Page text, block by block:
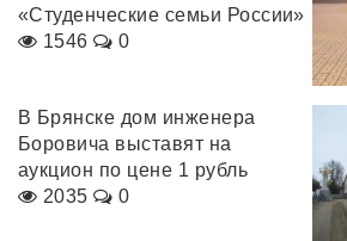
«Студенческие семьи России»
1546
0
В Брянске дом инженера
Боровича выставят на
аукцион по цене 1 рубль
2035
0